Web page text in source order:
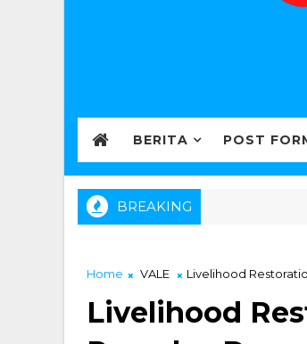
BERITA POST
BREAKING
Home VALE Livelihood
Livelihood